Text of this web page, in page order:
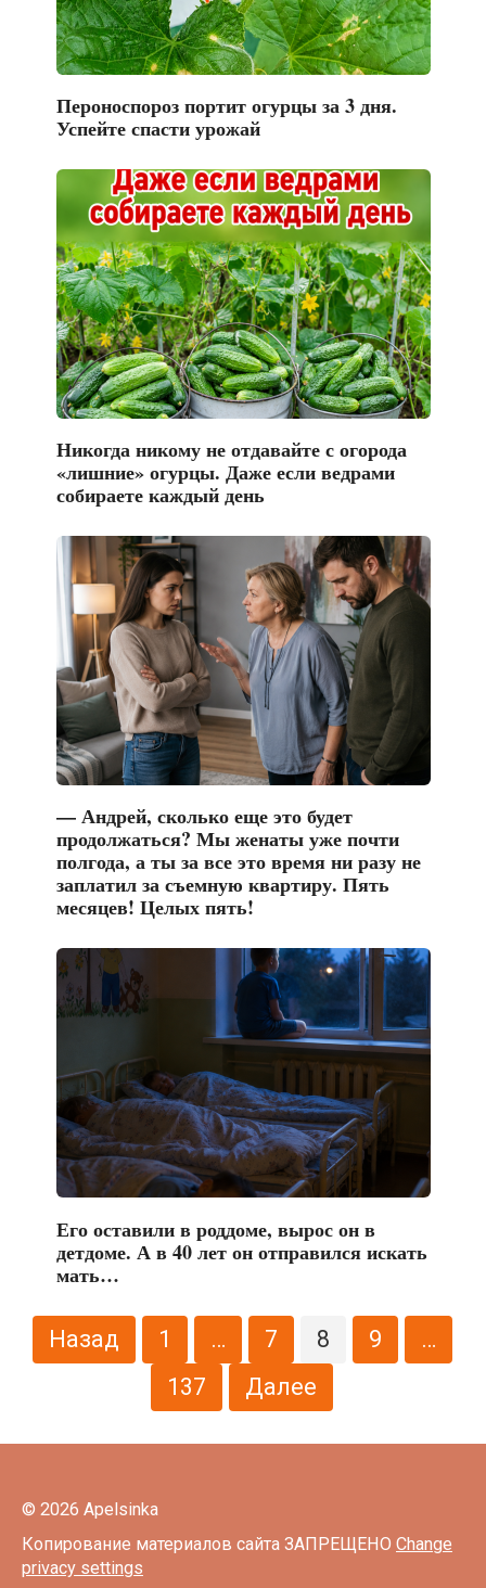
Пероноспороз портит огурцы за 3 дня.
Успейте спасти урожай
Никогда никому не отдавайте с огорода
«лишние» огурцы. Даже если ведрами
собираете каждый день
— Андрей, сколько еще это будет
продолжаться? Мы женаты уже почти
полгода, а ты за все это время ни разу не
заплатил за съемную квартиру. Пять
месяцев! Целых пять!
Его оставили в роддоме, вырос он в
детдоме. А в 40 лет он отправился искать
мать…
Пагинация
записей
Назад 1 … 7 8 9
…
137
Далее
© 2026 Apelsinka
Копирование материалов сайта ЗАПРЕЩЕНО Change
privacy settings